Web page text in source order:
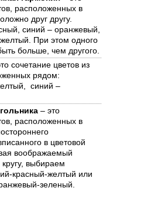
расположенных в
друг другу.
синий – оранжевый,
При этом одного
больше, чем другого.
сочетание цветов из
рядом:
синий –
– это
расположенных в
в цветовой
воображаемый
кругу, выбираем
красный-желтый или
зеленый.